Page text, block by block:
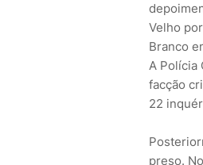
Velho
Branco
A Polícia
facção
22
preso.